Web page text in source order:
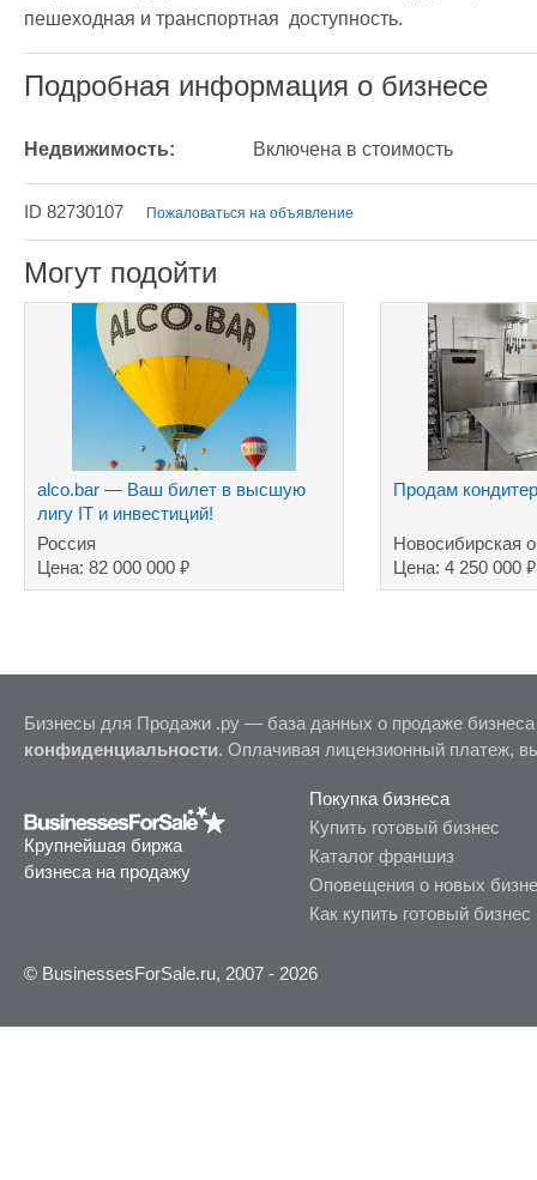
пешеходная и транспортная  доступность.
Подробная информация о бизнесе
Недвижимость: Включена в стоимость
ID 82730107 Пожаловаться на объявление
Могут подойти
alco.bar — Ваш билет в высшую
лигу IT и инвестиций!
Россия
Цена: 82 000 000 ₽
Продам
Новосибирская
Цена: 4 250 000₽
Бизнесы для Продажи .ру — база данных о продаже
конфиденциальности. Оплачивая лицензионный платеж,
Крупнейшая биржа
бизнеса на продажу
Покупка бизнеса
Купить готовый бизнес
Каталог франшиз
Оповещения о новых
Как купить готовый бизнес
© BusinessesForSale.ru, 2007 - 2026